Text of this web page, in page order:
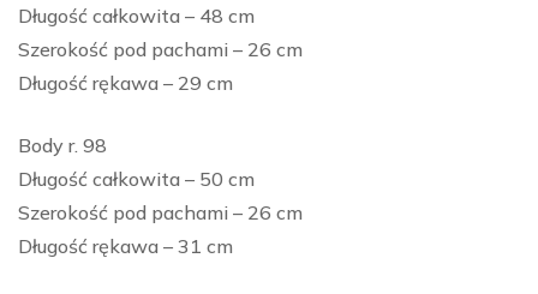
Długość całkowita – 48 cm
Szerokość pod pachami – 26 cm
Długość rękawa – 29 cm
Body r. 98
Długość całkowita – 50 cm
Szerokość pod pachami – 26 cm
Długość rękawa – 31 cm